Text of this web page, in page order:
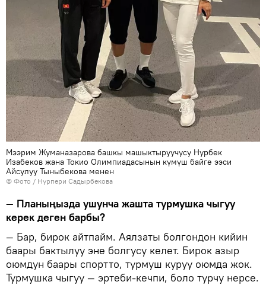
Мээрим Жуманазарова башкы машыктыруучусу Нурбек
Изабеков жана Токио Олимпиадасынын күмүш байге ээси
Айсулуу Тыныбекова менен
© Фото / Нурпери Садырбекова
— Планыңызда ушунча жашта турмушка чыгуу
керек деген барбы?
— Бар, бирок айтпайм. Аялзаты болгондон кийин
баары бактылуу эне болгусу келет. Бирок азыр
оюмдун баары спортто, турмуш куруу оюмда жок.
Турмушка чыгуу — эртеби-кечпи, боло турчу нерсе.